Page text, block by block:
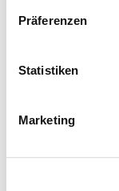
Präferenzen
Statistiken
Marketing